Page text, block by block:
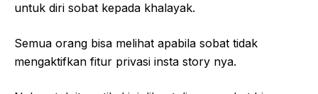
untuk diri sobat kepada khalayak.
Semua orang bisa melihat apabila sobat tidak
mengaktifkan fitur privasi insta story nya.